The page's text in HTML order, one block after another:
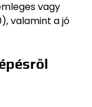
vagy
valamint a jó